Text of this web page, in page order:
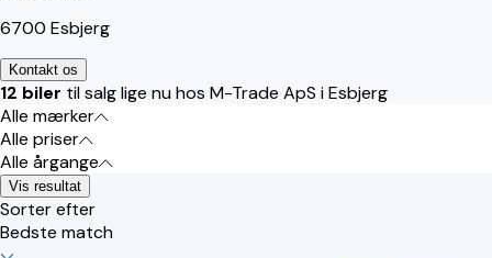
6700 Esbjerg
Kontakt os
12 biler til salg lige nu hos M-Trade ApS i Esbjerg
Alle mærker
Alle priser
Alle årgange
Vis resultat
Sorter efter
Bedste match